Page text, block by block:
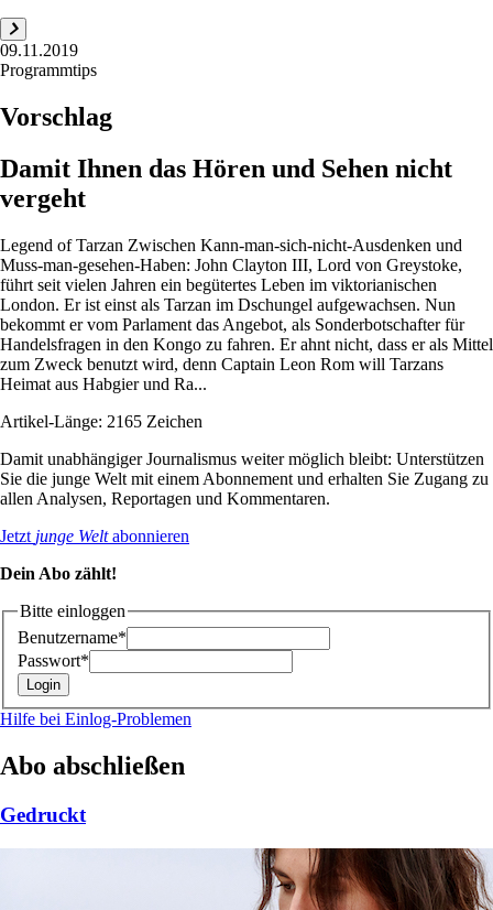
09.11.2019
Programmtips
Vorschlag
Damit Ihnen das Hören und Sehen nicht
vergeht
Legend of Tarzan Zwischen Kann-man-sich-nicht-Ausdenken und
Muss-man-gesehen-Haben: John Clayton III, Lord von Greystoke,
führt seit vielen Jahren ein begütertes Leben im viktorianischen
London. Er ist einst als Tarzan im Dschungel aufgewachsen. Nun
bekommt er vom Parlament das Angebot, als Sonderbotschafter für
Handelsfragen in den Kongo zu fahren. Er ahnt nicht, dass er als Mittel
zum Zweck benutzt wird, denn Captain Leon Rom will Tarzans
Heimat aus Habgier und Ra...
Artikel-Länge: 2165 Zeichen
Damit unabhängiger Journalismus weiter möglich bleibt: Unterstützen
Sie die junge Welt mit einem Abonnement und erhalten Sie Zugang zu
allen Analysen, Reportagen und Kommentaren.
Jetzt junge Weltabonnieren
Dein Abo zählt!
Bitte einloggen
Benutzername*
Passwort*
Hilfe bei Einlog-Problemen
Abo abschließen
Gedruckt